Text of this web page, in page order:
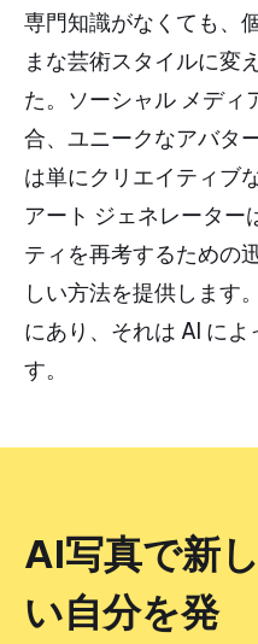
専門知識がなくても、
まな芸術スタイルに変
た。ソーシャル メディ
合、ユニークなアバタ
は単にクリエイティブ
アート ジェネレーター
ティを再考するための
しい方法を提供します
にあり、それは AI に
す。
AI写真で新し
い自分を発